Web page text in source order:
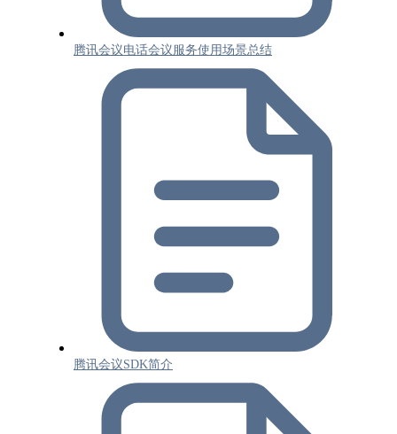
腾讯会议电话会议服务使用场景总结
腾讯会议SDK简介